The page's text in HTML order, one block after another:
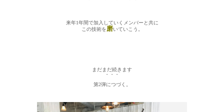
来年1年間で加入していくメンバーと共に
この技術を磨いていこう。
まだまだ続きます
・・・
第2弾につづく。